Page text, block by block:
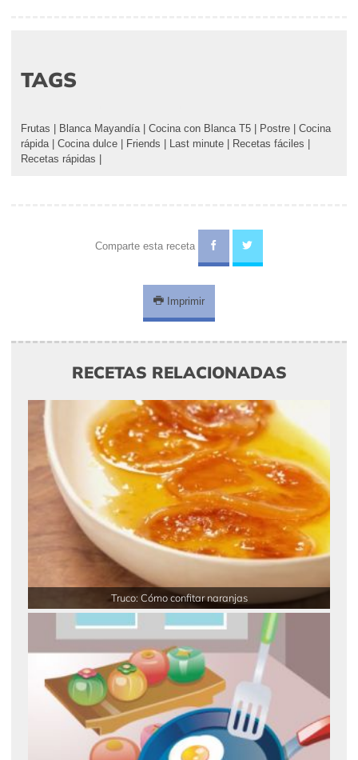
TAGS
Frutas Blanca Mayandía| Cocina con Blanca T5 Postre
Cocina
rápida| Cocina dulce Friends Last minute Recetas fáciles
Recetas rápidas
Comparte esta receta
Imprimir
RECETAS RELACIONADAS
Truco: Cómo confitar naranjas